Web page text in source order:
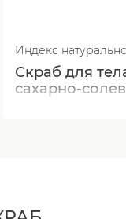
Индекс
Скраб для
сахарно-